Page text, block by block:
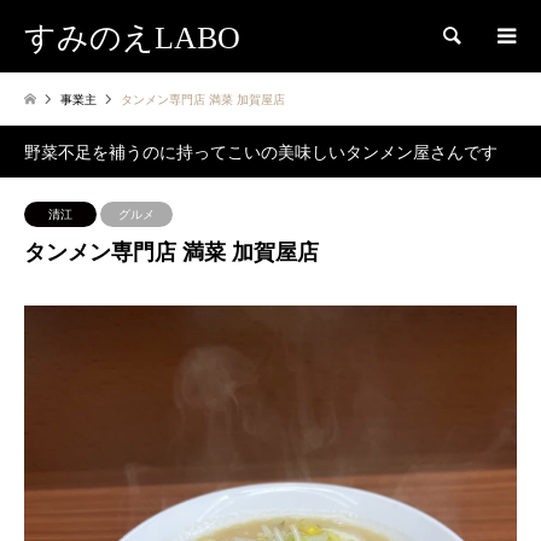
すみのえLABO 検索
事業主 タンメン専門店 満菜 加賀屋店
野菜不足を補うのに持ってこいの美味しいタンメン屋さんです
清江 グルメ
タンメン専門店 満菜 加賀屋店